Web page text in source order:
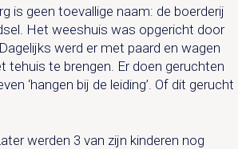
is geen toevallige naam: de boerderij
Het weeshuis was opgericht door
werd er met paard en wagen
tehuis te brengen. Er doen geruchten
‘hangen bij de leiding’. Of dit gerucht
werden 3 van zijn kinderen nog